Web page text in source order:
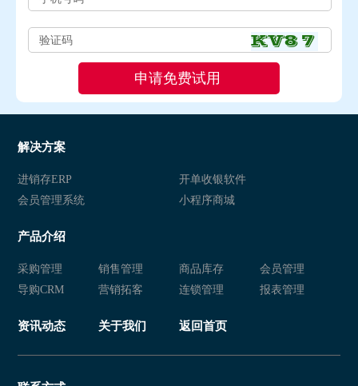
解决方案
进销存ERP
开单收银软件
会员管理系统
小程序商城
产品介绍
采购管理 销售管理 商品库存
会员管理
导购CRM
营销拓客 连锁管理 报表管理
资讯动态 关于我们 返回首页